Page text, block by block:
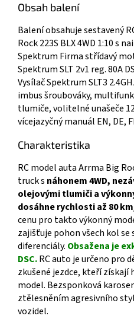
Obsah balení
Balení obsahuje sestavený
Rock 223S BLX 4WD 1:10 s
Spektrum Firma střídavý
Spektrum SLT 2v1 reg. 80A
Vysílač Spektrum SLT3
imbus šroubováky,
tlumiče, volitelné unašeče
vícejazyčný manuál EN, DE,
Charakteristika
RC model auta Arrma Big
truck s náhonem 4WD,
olejovými tlumiči a
dosáhne rychlosti až 80
cenu pro takto výkonný
zajišťuje pohon všech kol
diferenciály. Obsažena je
DSC.RC auto je určeno pro
zkušené jezdce, kteří získají
model. Bezsponková
ztělesněním agresivního
vozidel.